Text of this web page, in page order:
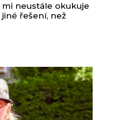
mi neustále okukuje
řešení, než